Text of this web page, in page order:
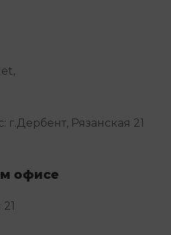
Рязанская 21
офисе